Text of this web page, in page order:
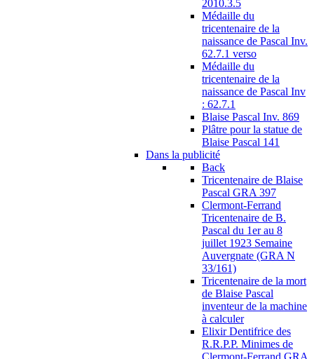
2010.3.5
Médaille du
tricentenaire de la
naissance de Pascal Inv.
62.7.1 verso
Médaille du
tricentenaire de la
naissance de Pascal Inv
: 62.7.1
Blaise Pascal Inv. 869
Plâtre pour la statue de
Blaise Pascal 141
Dans la publicité
Back
Tricentenaire de Blaise
Pascal GRA 397
Clermont-Ferrand
Tricentenaire de B.
Pascal du 1er au 8
juillet 1923 Semaine
Auvergnate (GRA N
33/161)
Tricentenaire de la mort
de Blaise Pascal
inventeur de la machine
à calculer
Elixir Dentifrice des
R.R.P.P. Minimes de
Clermont-Ferrand GRA